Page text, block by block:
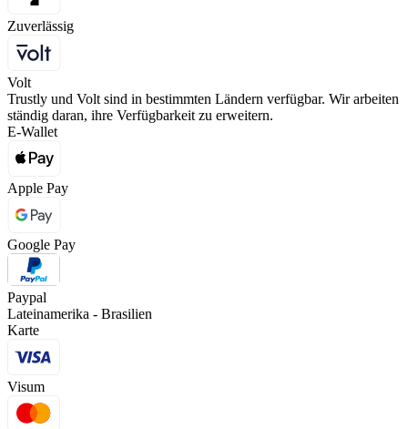
Zuverlässig
Volt
Trustly und Volt sind in bestimmten Ländern verfügbar. Wir arbeiten
ständig daran, ihre Verfügbarkeit zu erweitern.
E-Wallet
Apple Pay
Google Pay
Paypal
Lateinamerika - Brasilien
Karte
Visum